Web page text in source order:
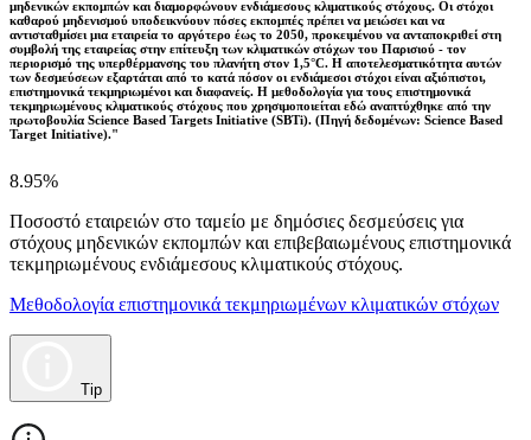
μηδενικών εκπομπών και διαμορφώνουν ενδιάμεσους κλιματικούς στόχους. Οι στόχοι
καθαρού μηδενισμού υποδεικνύουν πόσες εκπομπές πρέπει να μειώσει και να
αντισταθμίσει μια εταιρεία το αργότερο έως το 2050, προκειμένου να ανταποκριθεί στη
συμβολή της εταιρείας στην επίτευξη των κλιματικών στόχων του Παρισιού - τον
περιορισμό της υπερθέρμανσης του πλανήτη στον 1,5°C. Η αποτελεσματικότητα αυτών
των δεσμεύσεων εξαρτάται από το κατά πόσον οι ενδιάμεσοι στόχοι είναι αξιόπιστοι,
επιστημονικά τεκμηριωμένοι και διαφανείς. Η μεθοδολογία για τους επιστημονικά
τεκμηριωμένους κλιματικούς στόχους που χρησιμοποιείται εδώ αναπτύχθηκε από την
πρωτοβουλία Science Based Targets Initiative (SBTi). (Πηγή δεδομένων: Science Based
Target Initiative)."
8.95%
Ποσοστό εταιρειών στο ταμείο με δημόσιες δεσμεύσεις για
στόχους μηδενικών εκπομπών και επιβεβαιωμένους επιστημονικά
τεκμηριωμένους ενδιάμεσους κλιματικούς στόχους.
Μεθοδολογία επιστημονικά τεκμηριωμένων κλιματικών στόχων
Tip